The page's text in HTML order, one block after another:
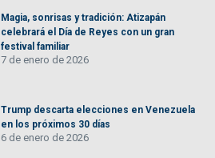
Magia, sonrisas y tradición: Atizapán
celebrará el Día de Reyes con un gran
festival familiar
7 de enero de 2026
Trump descarta elecciones en Venezuela
en los próximos 30 días
6 de enero de 2026